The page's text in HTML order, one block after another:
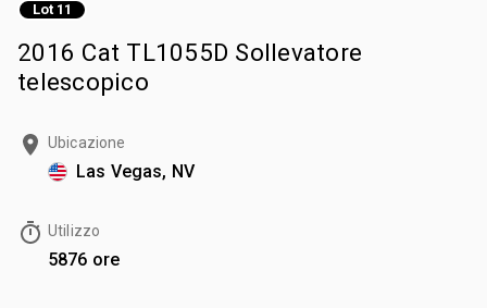
Lot 11
2016 Cat TL1055D Sollevatore
telescopico
Ubicazione
Las Vegas, NV
Utilizzo
5876 ore